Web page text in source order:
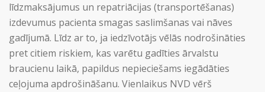
līdzmaksājumus un repatriācijas (transportēšanas)
izdevumus pacienta smagas saslimšanas vai nāves
gadījumā. Līdz ar to, ja iedzīvotājs vēlās nodrošināties
pret citiem riskiem, kas varētu gadīties ārvalstu
braucienu laikā, papildus nepieciešams iegādāties
ceļojuma apdrošināšanu. Vienlaikus NVD vērš